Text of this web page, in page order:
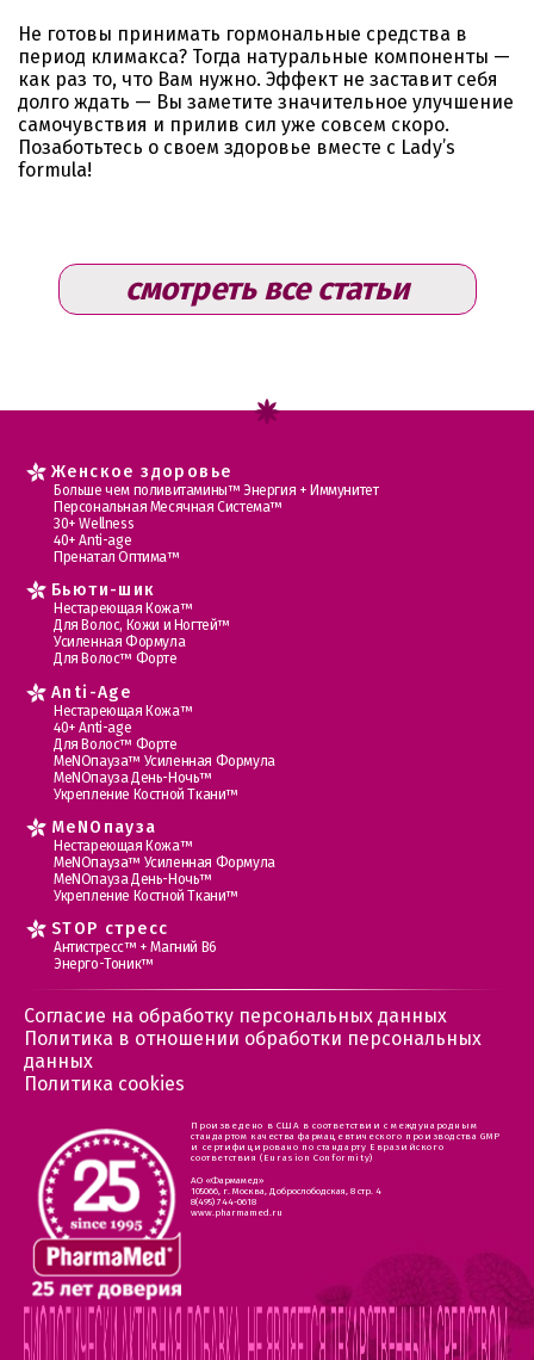
Не готовы принимать гормональные средства в
период климакса? Тогда натуральные компоненты —
как раз то, что Вам нужно. Эффект не заставит себя
долго ждать — Вы заметите значительное улучшение
самочувствия и прилив сил уже совсем скоро.
Позаботьтесь о своем здоровье вместе с Lady’s
formula!
смотреть все статьи
Женское здоровье
Больше чем поливитамины™ Энергия + Иммунитет
Персональная Месячная Система™
30+ Wellness
40+ Anti-age
Пренатал Оптима™
Бьюти-шик
Нестареющая Кожа™
Для Волос, Кожи и Ногтей™
Усиленная Формула
Для Волос™ Форте
Anti-Age
Нестареющая Кожа™
40+ Anti-age
Для Волос™ Форте
МеNOпауза™ Усиленная Формула
МеNOпауза День-Ночь™
Укрепление Костной Ткани™
MеNOпауза
Нестареющая Кожа™
МеNOпауза™ Усиленная Формула
МеNOпауза День-Ночь™
Укрепление Костной Ткани™
STOP стресс
Антистресс™ + Магний В6
Энерго-Тоник™
Согласие на обработку персональных данных
Политика в отношении обработки персональных
данных
Политика cookies
Произведено в США в соответствии с международным
стандартом качества фармацевтического производства GMP
и сертифицировано по стандарту Евразийского
соответствия (Eurasion Conformity)
АО «Фармамед»
105066, г. Москва, Доброслободская, 8 стр. 4
8(495) 744-0618
www.pharmamed.ru